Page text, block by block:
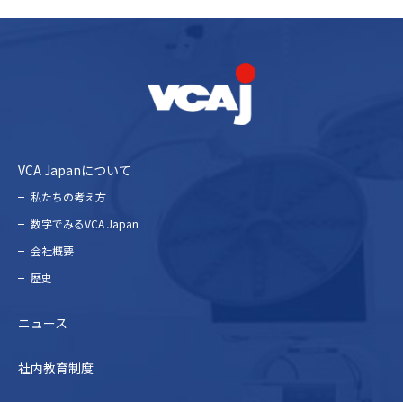
VCA Japanについて
私たちの考え⽅
数字でみるVCA Japan
会社概要
歴史
ニュース
社内教育制度